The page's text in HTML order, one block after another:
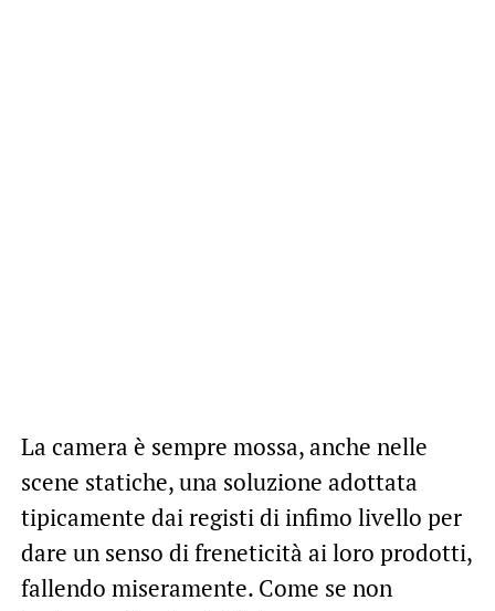
La camera è sempre mossa, anche nelle
scene statiche, una soluzione adottata
tipicamente dai registi di infimo livello per
dare un senso di freneticità ai loro prodotti,
fallendo miseramente. Come se non